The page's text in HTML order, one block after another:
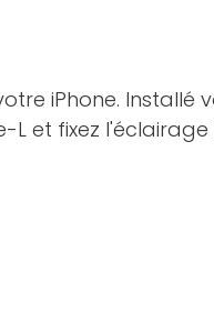
iPhone. Installé
et fixez l'éclairage